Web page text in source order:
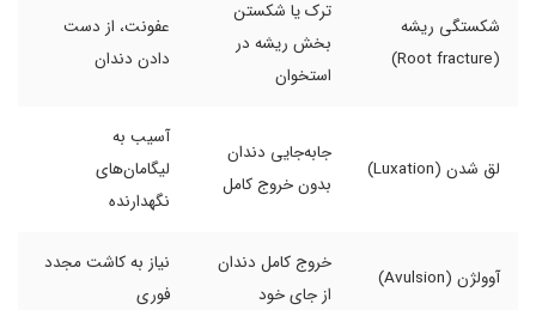
شکستگی ریشه
(Root fracture)
ترک یا شکستن
بخش ریشه در
استخوان
عفونت، از دست
دادن دندان
لق شدن (Luxation)
جابه‌جایی دندان
بدون خروج کامل
آسیب به
لیگامان‌های
نگهدارنده
آوولژن (Avulsion)
خروج کامل دندان
از جای خود
نیاز به کاشت مجدد
فوری